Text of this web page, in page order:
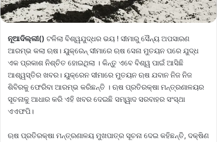
ନୂଆଦିଲ୍ଲୀ() ଟଳିଲା ବିଶ୍ୱଯୁଦ୍ଧର ଭୟ ! ସୀମାରୁ ସୈନ୍ୟ ଅପସାରଣ
ଆରମ୍ଭ କଲା ଋଷ। ୟୁକ୍ରେନ୍ ସୀମାରେ ଋଷ ସେନା ମୁତୟନ ପରେ ଯୁଦ୍ଧ
ଏକ ପ୍ରକାଶ ନିଶ୍ଚିତ ହୋଇଥିଲା । କିନ୍ତୁ ଏବେ ବିଶ୍ୱ ପାଇଁ ଆସିଛି
ଆଶ୍ୱସ୍ତିର ଖବର। ୟୁକ୍ରେନ ସୀମାରେ ମୁତୟନ ଋଷ ଯବାନ ନିଜ ନିଜ
ଶିବିରକୁ ଫେରିବା ଆରମ୍ଭ କରିଛନ୍ତି । ଋଷ ପ୍ରତିରକ୍ଷା ମନ୍ତ୍ରଣାଳୟର
ସୂଚନାକୁ ଆଧାର କରି ଏହି ଖବର ଦେଇଛି ସମ୍ୱାଦ ସରବାହର ସଂସ୍ଥା
ଏଏଫପି।
ଋଷ ପ୍ରତିରକ୍ଷା ମନ୍ତ୍ରଣାଳୟ ମୁଖପାତ୍ର ସୂଚନା ଦେଇ କହିଛନ୍ତି, ଦକ୍ଷିଣ